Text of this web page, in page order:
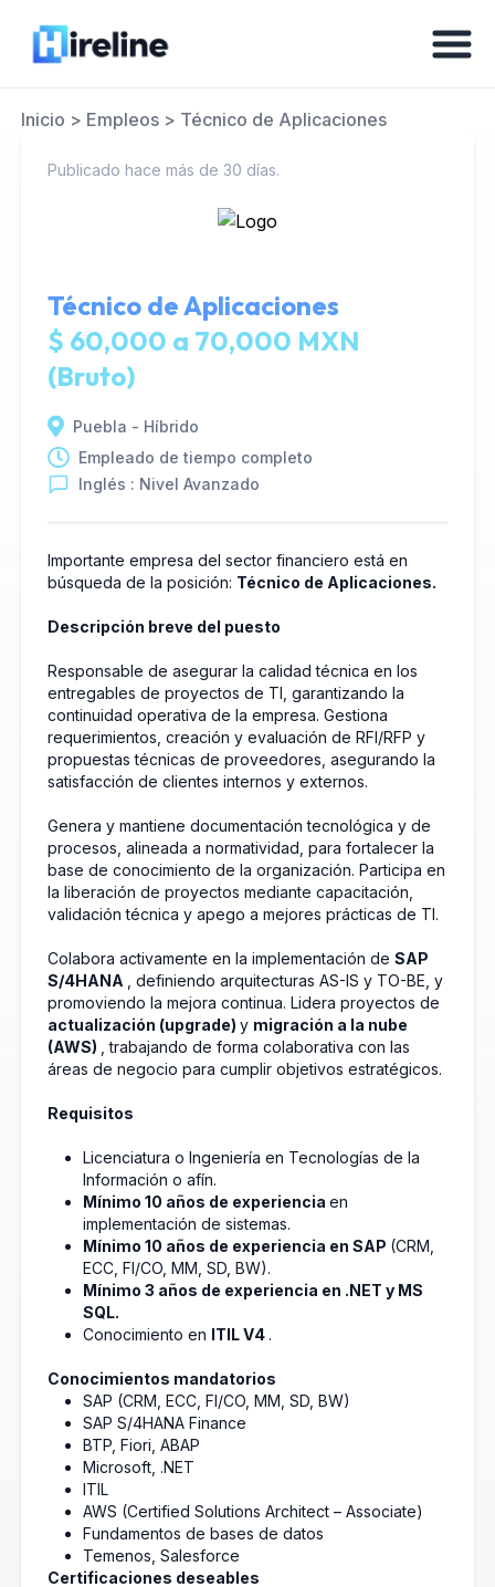
Inicio > Empleos> Técnico de Aplicaciones
Publicado hace más de 30 días.
Técnico de Aplicaciones
$ 60,000 a 70,000 MXN
(Bruto)
Puebla - Híbrido
Empleado de tiempo completo
Inglés : Nivel Avanzado
Importante empresa del sector financiero está en
búsqueda de la posición: Técnico de Aplicaciones.
Descripción breve del puesto
Responsable de asegurar la calidad técnica en los
entregables de proyectos de TI, garantizando la
continuidad operativa de la empresa. Gestiona
requerimientos, creación y evaluación de RFI/RFP y
propuestas técnicas de proveedores, asegurando la
satisfacción de clientes internos y externos.
Genera y mantiene documentación tecnológica y de
procesos, alineada a normatividad, para fortalecer la
base de conocimiento de la organización. Participa en
la liberación de proyectos mediante capacitación,
validación técnica y apego a mejores prácticas de TI.
Colabora activamente en la implementación de SAP
S/4HANA
, definiendo arquitecturas AS-IS y TO-BE, y
promoviendo la mejora continua. Lidera proyectos de
actualización (upgrade) y migración a la nube
(AWS)
, trabajando de forma colaborativa con las
áreas de negocio para cumplir objetivos estratégicos.
Requisitos
Licenciatura o Ingeniería en Tecnologías de la
Información o afín.
Mínimo 10 años de experiencia en
implementación de sistemas.
Mínimo 10 años de experiencia en SAP (CRM,
ECC, FI/CO, MM, SD, BW).
Mínimo 3 años de experiencia en .NET y MS
SQL.
Conocimiento en ITIL V4 .
Conocimientos mandatorios
SAP (CRM, ECC, FI/CO, MM, SD, BW)
SAP S/4HANA Finance
BTP, Fiori, ABAP
Microsoft, .NET
ITIL
AWS (Certified Solutions Architect – Associate)
Fundamentos de bases de datos
Temenos, Salesforce
Certificaciones deseables